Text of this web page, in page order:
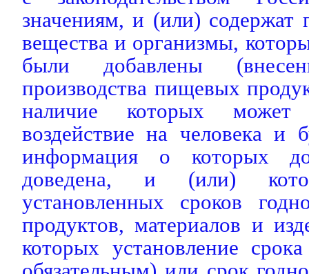
значениям, и (или) содержат
вещества и организмы,
были добавлены
производства пищевых
наличие которых может
воздействие на человека и
информация о которых
доведена, и (или)
установленных сроков
продуктов, материалов и
которых установление